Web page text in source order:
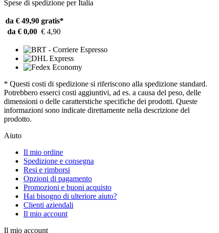
Spese di spedizione per Italia
da € 49,90 gratis*
da € 0,00 € 4,90
* Questi costi di spedizione si riferiscono alla spedizione standard.
Potrebbero esserci costi aggiuntivi, ad es. a causa del peso, delle
dimensioni o delle caratterstiche specifiche dei prodotti. Queste
informazioni sono indicate direttamente nella descrizione del
prodotto.
Aiuto
Il mio ordine
Spedizione e consegna
Resi e rimborsi
Opzioni di pagamento
Promozioni e buoni acquisto
Hai bisogno di ulteriore aiuto?
Clienti aziendali
Il mio account
Il mio account